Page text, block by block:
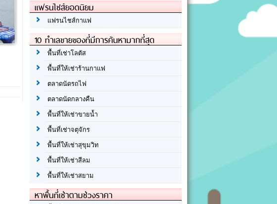
แฟรนไชส์ยอดนิยม
แฟรนไชส์กาแฟ
10 ทำเลขายของที่มีการค้นหามากที่สุด
พื้นที่เช่าโลตัส
พื้นที่ให้เช่าร้านกาแฟ
ตลาดนัดรถไฟ
ตลาดนัดกลางคืน
พื้นที่ให้เช่าขายน้ำ
พื้นที่เช่าจตุจักร
พื้นที่ให้เช่าสุขุมวิท
พื้นที่ให้เช่าสีลม
พื้นที่ให้เช่าสยาม
หาพื้นที่เช่าตามช่วงราคา